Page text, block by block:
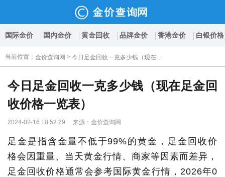
国际金价 国内金价 黄金回收 品牌金价 香港金价 白银价格
当前位置 ： 金价查询网 > 今日足金回收一克多少钱（现在足金回收价格一览表）
今日足金回收一克多少钱（现在足金回
收价格一览表）
2024-02-16 18:52:29 来源：金价查询网
足金是指含金量不低于99%的黄金，足金回收价
格会因重量、当天黄金行情、商家等因素而差异，
足金回收价格通常会参考国际黄金行情，2026年0